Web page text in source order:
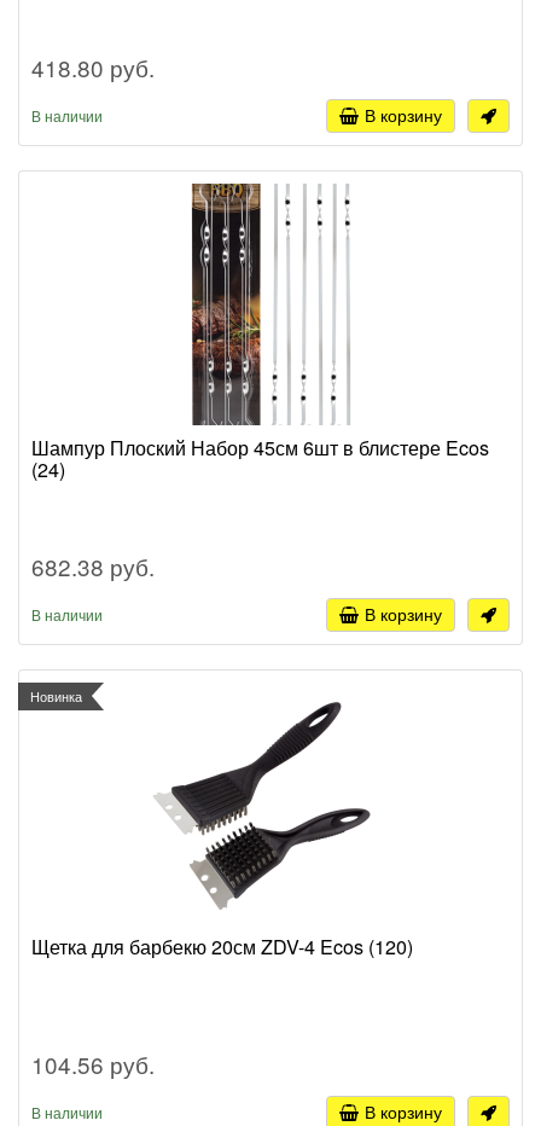
418.80 руб.
В наличии В корзину
Шампур Плоский Набор 45см 6шт в блистере Ecos
(24)
682.38 руб.
В наличии В корзину
Новинка
Щетка для барбекю 20см ZDV-4 Ecos (120)
104.56 руб.
В наличии В корзину